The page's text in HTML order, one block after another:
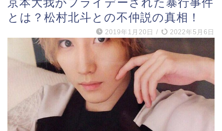
とは？松村北斗との不仲説の真相！
2019年1月20日 / 2022年5月6日